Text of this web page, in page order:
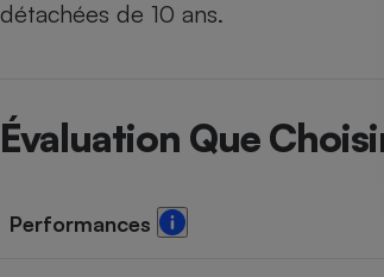
détachées de 10 ans.
Évaluation Que
Performances